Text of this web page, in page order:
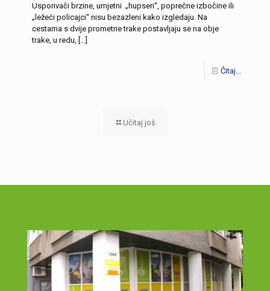
Usporivači brzine, umjetni „hupseri“, poprečne izbočine ili
„ležeći policajci“ nisu bezazleni kako izgledaju. Na
cestama s dvije prometne trake postavljaju se na obje
trake, u redu, […]
Čitaj...
Učitaj još